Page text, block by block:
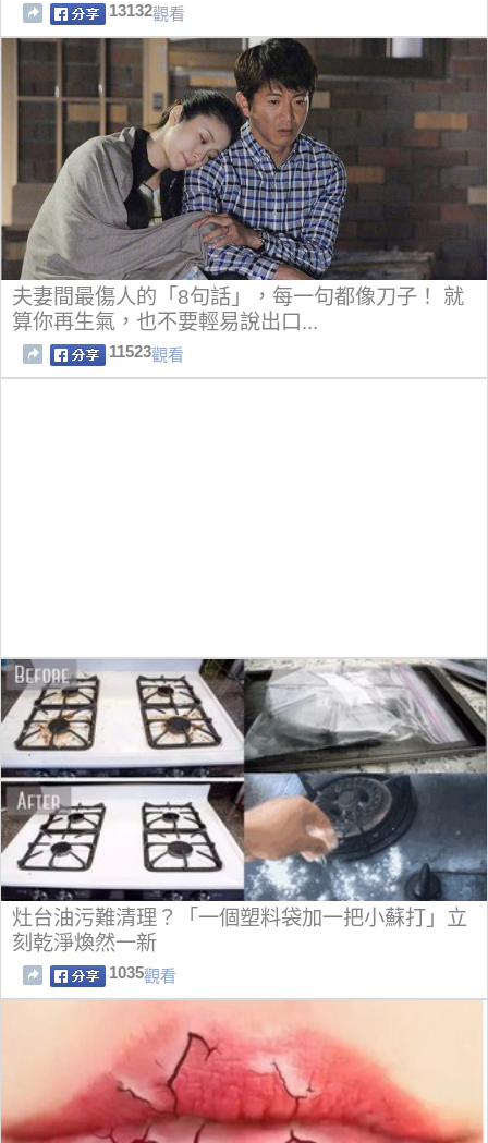
13132觀看
夫妻間最傷人的「8句話」，每一句都像刀子！ 就
算你再生氣，也不要輕易說出口...
11523觀看
​灶台油污難清理？「一個塑料袋加一把小蘇打」立
刻乾淨煥然一新
1035觀看